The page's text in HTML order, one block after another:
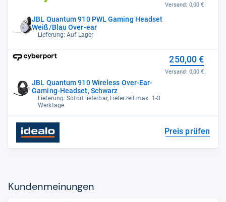
JBL Quantum 910 PWL Gaming Headset
Weiß/Blau Over-ear
Lieferung: Auf Lager
Versand: 0,00 €
JBL Quantum 910 Wireless Over-Ear-
Gaming-Headset, Schwarz
Lieferung: Sofort lieferbar, Lieferzeit max. 1-3
Werktage
250,00 €
Versand: 0,00 €
Preis prüfen
Kun­den­mei­nun­gen